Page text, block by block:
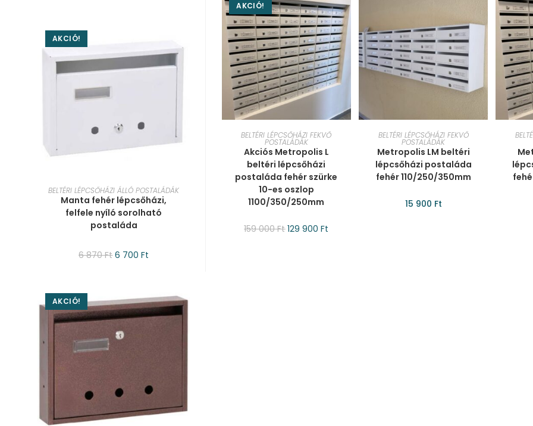
AKCIÓ!
KOSÁRBA TESZEM
BELTÉRI LÉPCSŐHÁZI FEKVŐ
POSTALÁDÁK
Akciós Metropolis L
beltéri lépcsőházi
postaláda fehér szürke
10-es oszlop
1100/350/250mm
159 000Ft 129 900Ft
KOSÁRBA TESZEM
BELTÉRI LÉPCSŐHÁZI FEKVŐ
POSTALÁDÁK
Metropolis LM beltéri
lépcsőházi postaláda
fehér 110/250/350mm
15 900 Ft
AKCIÓ!
KOSÁRBA TESZEM
BELTÉRI LÉPCSŐHÁZI ÁLLÓ POSTALÁDÁK
Manta fehér lépcsőházi,
felfele nyíló sorolható
postaláda
6 870Ft 6 700Ft
AKCIÓ!